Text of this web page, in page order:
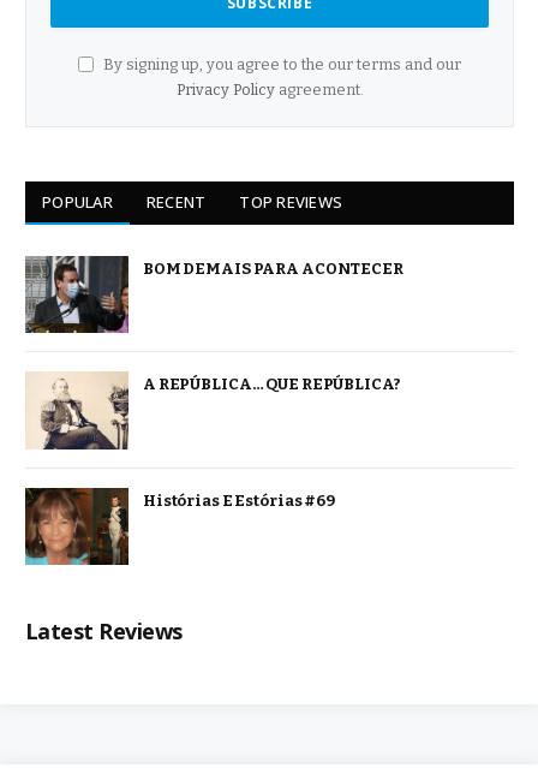
By signing up, you agree to the our terms and our
Privacy Policyagreement.
POPULAR RECENT TOP REVIEWS
BOM DEMAIS PARA ACONTECER
A REPÚBLICA… QUE REPÚBLICA?
Histórias E Estórias #69
Latest Reviews